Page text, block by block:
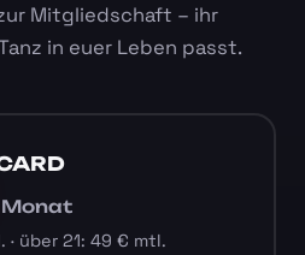
Mitgliedschaft – ihr
in euer Leben passt.
über 21: 49 € mtl.